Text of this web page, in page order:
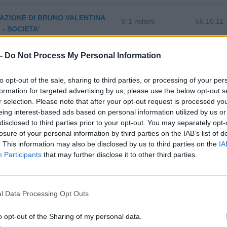
Do Not Process My Personal Information
opt-out of the sale, sharing to third parties, or processing of your
for targeted advertising by us, please use the below opt-out
selection. Please note that after your opt-out request is processed
interest-based ads based on personal information utilized by us
to third parties prior to your opt-out. You may separately
of your personal information by third parties on the IAB’s list of
This information may also be disclosed by us to third parties on the
Participants that may further disclose it to other third parties.
Data Processing Opt Outs
opt-out of the Sharing of my personal data.
DI BRUNO VALENTINA
- SOCIETA'
0-1 milioni 56.10.11
AGROALIMENTARE SRL 0-1 milioni
MATTEO
SRLS 56.30.01
tutti i comuni della provincia di
Chiusa di Pesio (58)